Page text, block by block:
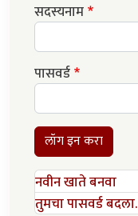
सदस्यनाम
पासवर्ड
लॉग इन करा
नवीन खाते बनवा
तुमचा पासवर्ड बदला.